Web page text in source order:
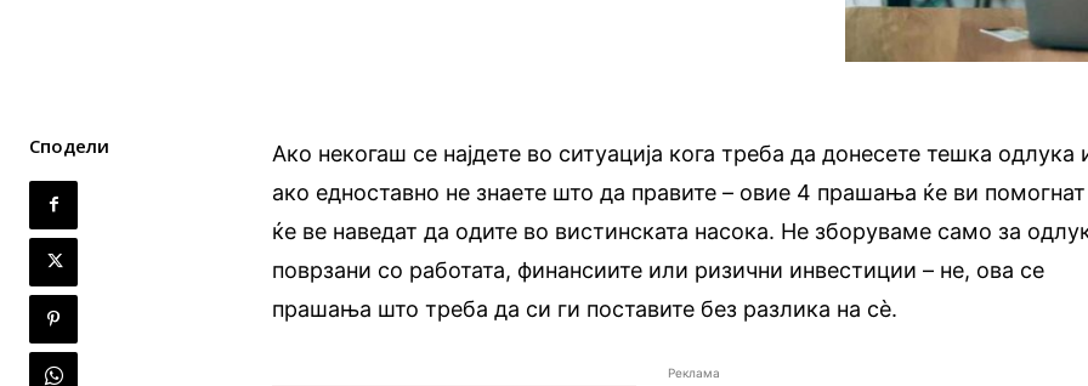
Сподели
Ако некогаш се најдете во ситуација кога треба да донесете тешка одлука
ако едноставно не знаете што да правите – овие 4 прашања ќе ви
ќе ве наведат да одите во вистинската насока. Не зборуваме само за
поврзани со работата, финансиите или ризични инвестиции – не, ова се
прашања што треба да си ги поставите без разлика на сè.
Реклама